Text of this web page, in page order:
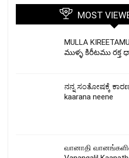
MOST
MULLA
ముళ్ళ కిరీటము రక్త
ನನ್ನ ಸಂತೋಷಕ್ಕೆ
kaarana neene
வானாதி